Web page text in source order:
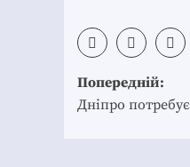
Post
Попередній:
Дніпро